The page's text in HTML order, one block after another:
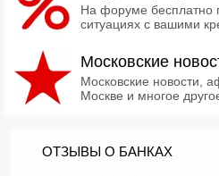
На форуме бесплатно
ситуациях с вашими
Московские
Московские новости,
Москве и многое
ОТЗЫВЫ О БАНКАХ